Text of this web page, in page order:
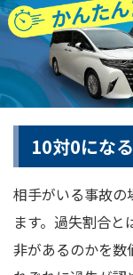
10対0にな
相手がいる事故の
ます。過失割合
非があるのかを数